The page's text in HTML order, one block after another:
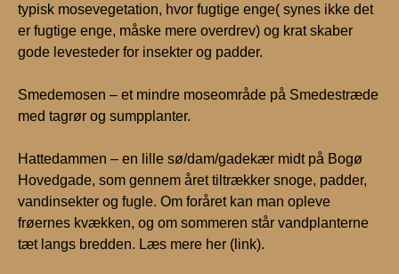
typisk mosevegetation, hvor fugtige enge( synes ikke det
er fugtige enge, måske mere overdrev) og krat skaber
gode levesteder for insekter og padder.
Smedemosen – et mindre moseområde på Smedestræde
med tagrør og sumpplanter.
Hattedammen – en lille sø/dam/gadekær midt på Bogø
Hovedgade, som gennem året tiltrækker snoge, padder,
vandinsekter og fugle. Om foråret kan man opleve
frøernes kvækken, og om sommeren står vandplanterne
tæt langs bredden. Læs mere her (link).